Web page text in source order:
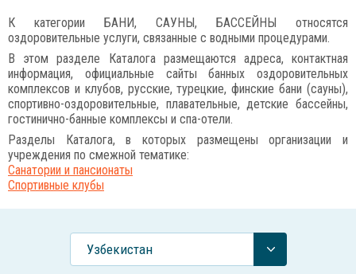
К категории БАНИ, САУНЫ, БАССЕЙНЫ относятся
оздоровительные услуги, связанные с водными процедурами.
В этом разделе Каталога размещаются адреса, контактная
информация, официальные сайты банных оздоровительных
комплексов и клубов, русские, турецкие, финские бани (сауны),
спортивно-оздоровительные, плавательные, детские бассейны,
гостинично-банные комплексы и спа-отели.
Разделы Каталога, в которых размещены организации и
учреждения по смежной тематике:
Санатории и пансионаты
Спортивные клубы
Узбекистан